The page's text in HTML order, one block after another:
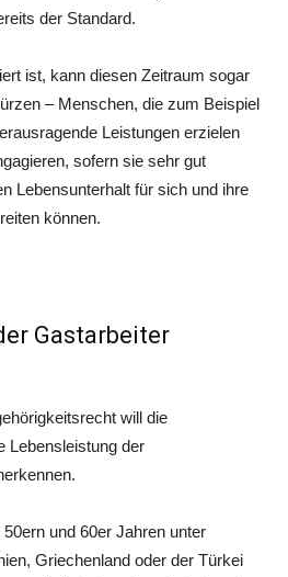
der Standard.
ist, kann diesen Zeitraum sogar
– Menschen, die zum Beispiel
Leistungen erzielen
sofern sie sehr gut
Lebensunterhalt für sich und ihre
können.
Gastarbeiter
will die
Lebensleistung der
und 60er Jahren unter
Griechenland oder der Türkei